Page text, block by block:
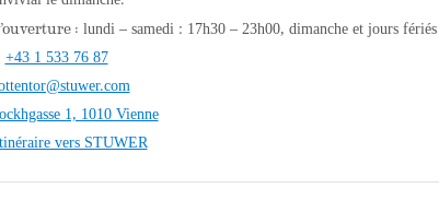
: lundi – samedi : 17h30 – 23h00, dimanche et jours
+43 1 533 76 87
1, 1010 Vienne
vers STUWER